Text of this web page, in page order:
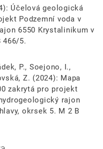
Účelová geologická
Podzemní voda v
6550 Krystalinikum v
466/5.
P., Soejono, I.,
Z. (2024): Mapa
zakrytá pro projekt
rajon
okrsek 5. M 2 B